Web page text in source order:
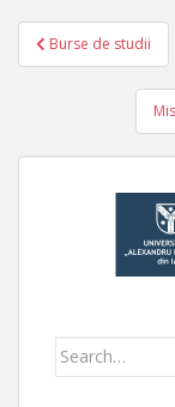
Navigare
Burse de studii
Search for: